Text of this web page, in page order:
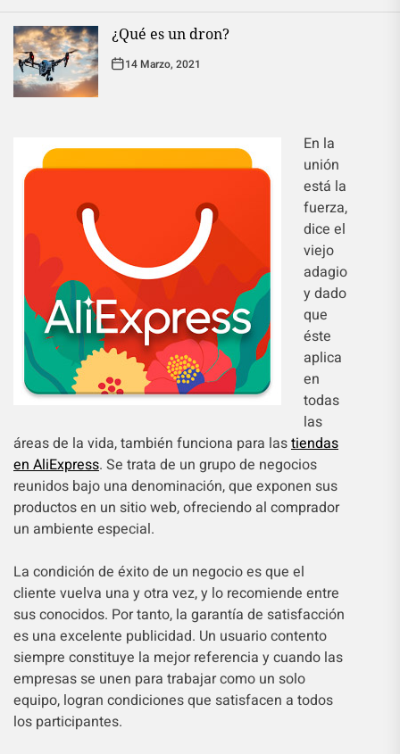
¿Qué es un dron?
14 Marzo, 2021
En la
unión
está la
fuerza,
dice el
viejo
adagio
y dado
que
éste
aplica
en
todas
las
áreas de la vida, también funciona para lastiendas
en AliExpress. Se trata de un grupo de negocios
reunidos bajo una denominación, que exponen sus
productos en un sitio web, ofreciendo al comprador
un ambiente especial.
La condición de éxito de un negocio es que el
cliente vuelva una y otra vez, y lo recomiende entre
sus conocidos. Por tanto, la garantía de satisfacción
es una excelente publicidad. Un usuario contento
siempre constituye la mejor referencia y cuando las
empresas se unen para trabajar como un solo
equipo, logran condiciones que satisfacen a todos
los participantes.